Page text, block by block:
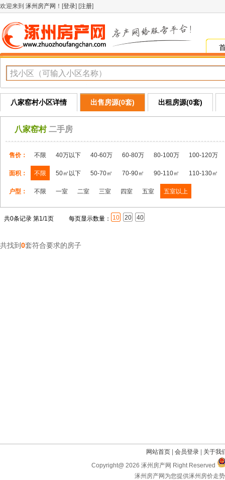
欢迎来到 涿州房产网 ！[登录] [注册]
八家窑村小区详情 出售房源(0套) 出租房源(0套)
八家窑村 二手房
售价： 不限 40万以下 40-60万 60-80万 80-100万 100-120万
面积： 不限 50㎡以下 50-70㎡ 70-90㎡ 90-110㎡ 110-130㎡
户型： 不限 一室 二室 三室 四室 五室 五室以上
共0条记录 第1/1页 每页显示数量： 10 20 40
共找到 0套符合要求的房子
网站首页 会员登录
关于我
Copyright@ 2026 涿州房产网 Right Reserved
涿州房产网为您提供涿州房价走